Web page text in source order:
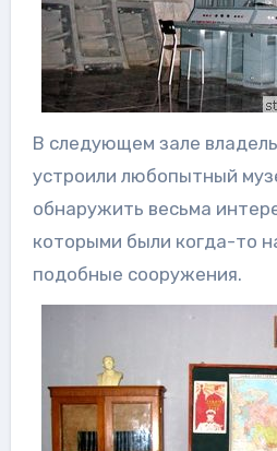
В следующем зале
устроили любопытный
обнаружить весьма
которыми были когда-то
подобные сооружения.